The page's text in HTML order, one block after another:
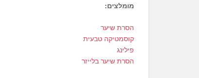
מומלצים:
2
0
1
הסרת שיער
קוסמטיקה טבעית
פילינג
הסרת שיער בלייזר